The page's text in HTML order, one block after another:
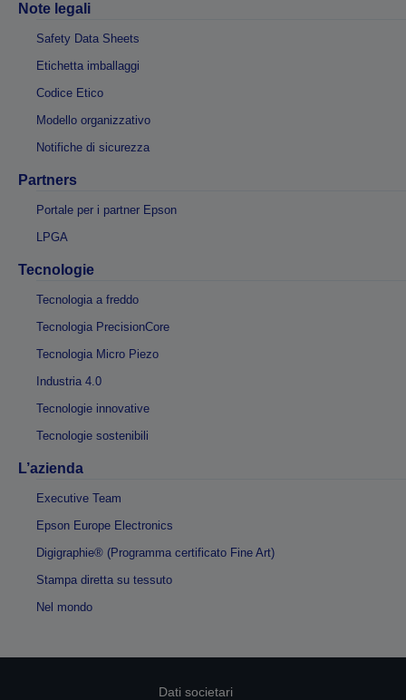
Note legali
Safety Data Sheets
Etichetta imballaggi
Codice Etico
Modello organizzativo
Notifiche di sicurezza
Partners
Portale per i partner Epson
LPGA
Tecnologie
Tecnologia a freddo
Tecnologia PrecisionCore
Tecnologia Micro Piezo
Industria 4.0
Tecnologie innovative
Tecnologie sostenibili
L’azienda
Executive Team
Epson Europe Electronics
Digigraphie® (Programma certificato Fine Art)
Stampa diretta su tessuto
Nel mondo
Dati societari